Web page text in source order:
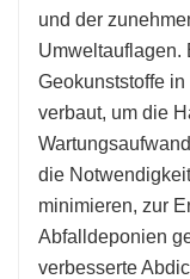
und der
Umweltauflagen.
Geokunststoffe
verbaut, um die
die
minimieren, zur
Abfalldeponien
verbesserte